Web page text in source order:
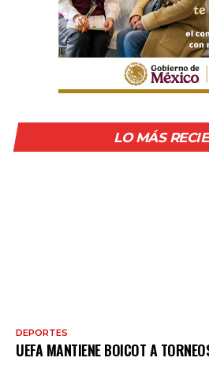
LO MÁS
DEPORTES
UEFA MANTIENE BOICOT A